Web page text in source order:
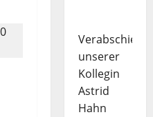
unserer
Kollegin
Astrid
Hahn